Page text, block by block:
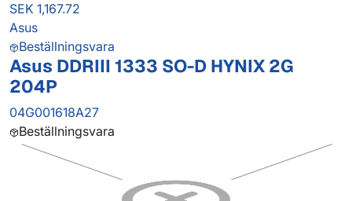
SEK 1,167.72
Asus
Beställningsvara
Asus DDRIII 1333 SO-D HYNIX 2G
204P
04G001618A27
Beställningsvara